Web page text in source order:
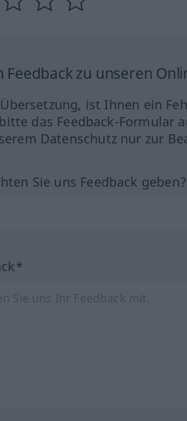
Feedback zu unseren
ist Ihnen ein
das Feedback-Formular
Datenschutz nur zur
Sie uns Feedback